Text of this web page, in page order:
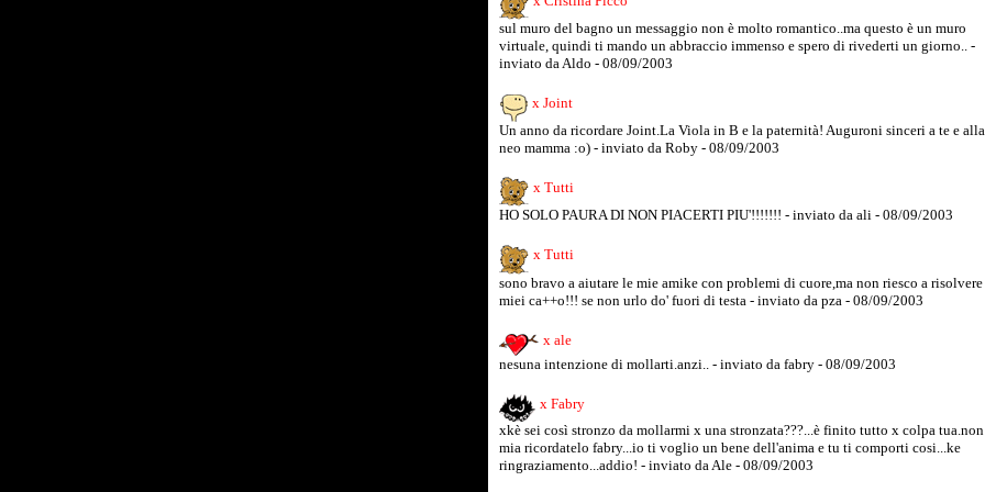
sul muro del bagno un messaggio non è molto romantico..ma questo è un muro
virtuale, quindi ti mando un abbraccio immenso e spero di rivederti un giorno.. -
inviato da Aldo - 08/09/2003
x Joint
Un anno da ricordare Joint.La Viola in B e la paternità! Auguroni sinceri a te e alla
neo mamma :o) - inviato da Roby - 08/09/2003
x Tutti
HO SOLO PAURA DI NON PIACERTI PIU'!!!!!!! - inviato da ali - 08/09/2003
x Tutti
sono bravo a aiutare le mie amike con problemi di cuore,ma non riesco a
miei ca++o!!! se non urlo do' fuori di testa - inviato da pza - 08/09/2003
x ale
nesuna intenzione di mollarti.anzi.. - inviato da fabry - 08/09/2003
x Fabry
xkè sei così stronzo da mollarmi x una stronzata???...è finito tutto x colpa tua.non
mia ricordatelo fabry...io ti voglio un bene dell'anima e tu ti comporti cosi...ke
ringraziamento...addio! - inviato da Ale - 08/09/2003